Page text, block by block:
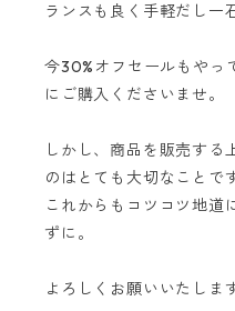
ランスも良く手軽だし一
今30%オフセールもやっ
にご購入くださいませ。
しかし、商品を販売する
のはとても大切なことで
これからもコツコツ地道
ずに。
よろしくお願いいたしま